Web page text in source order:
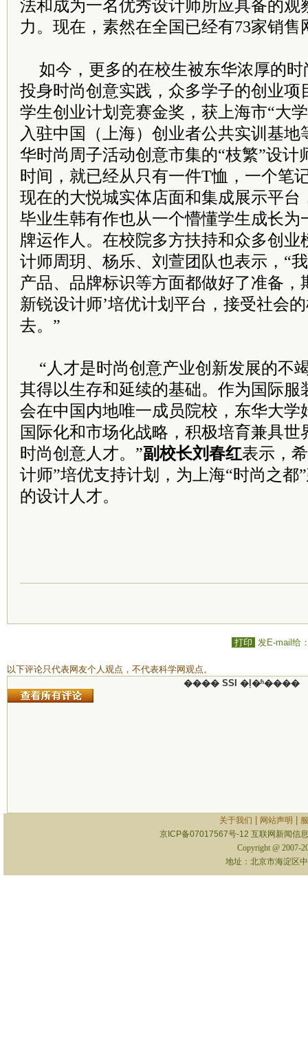
法和成为一名优秀设计师所应具备的观
力。现在，素然在全国已经有73家销售
如今，更多的在校生被东华浓厚的
投身时尚创意实践，众多学子的创业项
学生创业计划竞赛金奖，获上海市“大
入驻中国（上海）创业者公共实训基地
华时尚周子活动创意市集的“枝繁”设计
时间，就已经从只有一件T恤，一个笔
现在的大悦城实体店面和集成展示平台
毕业生韩有作也从一个懵懂学生成长为
牌运作人。在校院多方扶持和众多创业
计师周玥、杨乐、刘萱团队也表示，“
产品、品牌标识等方面都做好了准备，
新锐设计师’培优计划平台，接受社会
去。”
“人才是时尚创意产业创新发展的不
其得以生存和延续的基础。作为国际服
会在中国内地唯一成员院校，东华大学
国际化和市场化战略，积极培育兼具世
时尚创意人才。”副校长刘春红表示，
计师”培优支持计划，为上海“时尚之都
的设计人才。
打印 发E-mail给
以下评论只代表网友个人观点，不代表科学网观点。
���� SSI �ļ�ʱ����
关于我们 网站声明
京ICP备07017567号-12 互联网新闻信
Copyright @ 2007-
地址：北京市海淀区